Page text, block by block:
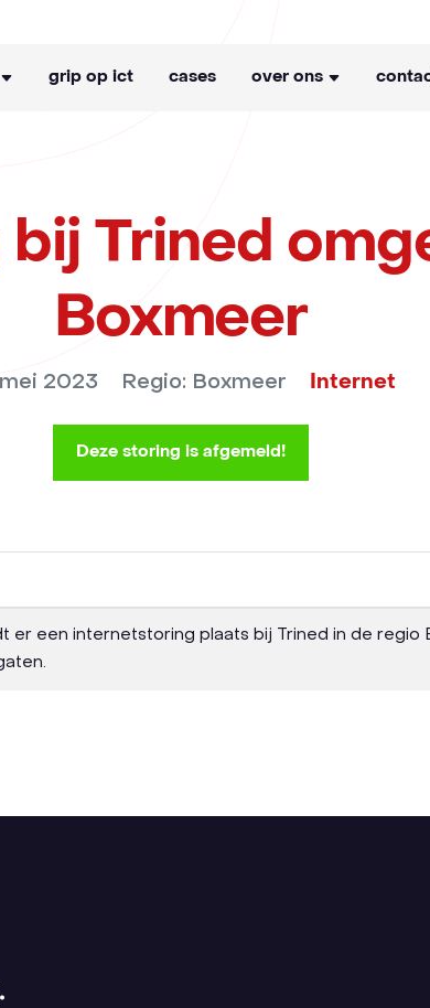
grip op ict cases over ons
Trined
Boxmeer
2023 Regio: Boxmeer Internet
Deze storing is afgemeld!
er een internetstoring plaats bij Trined in de regio